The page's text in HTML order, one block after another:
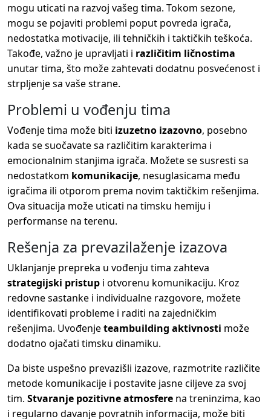
mogu uticati na razvoj vašeg tima. Tokom sezone,
mogu se pojaviti problemi poput povreda igrača,
nedostatka motivacije, ili tehničkih i taktičkih teškoća.
Takođe, važno je upravljati i različitim ličnostima
unutar tima, što može zahtevati dodatnu posvećenost i
strpljenje sa vaše strane.
Problemi u vođenju tima
Vođenje tima može biti izuzetno izazovno, posebno
kada se suočavate sa različitim karakterima i
emocionalnim stanjima igrača. Možete se susresti sa
nedostatkom komunikacije, nesuglasicama među
igračima ili otporom prema novim taktičkim rešenjima.
Ova situacija može uticati na timsku hemiju i
performanse na terenu.
Rešenja za prevazilaženje izazova
Uklanjanje prepreka u vođenju tima zahteva
strategijski pristup i otvorenu komunikaciju. Kroz
redovne sastanke i individualne razgovore, možete
identifikovati probleme i raditi na zajedničkim
rešenjima. Uvođenjeteambuilding aktivnosti može
dodatno ojačati timsku dinamiku.
Da biste uspešno prevazišli izazove, razmotrite različite
metode komunikacije i postavite jasne ciljeve za svoj
tim. Stvaranje pozitivne atmosferе na treninzima, kao
i regularno davanje povratnih informacija, može biti